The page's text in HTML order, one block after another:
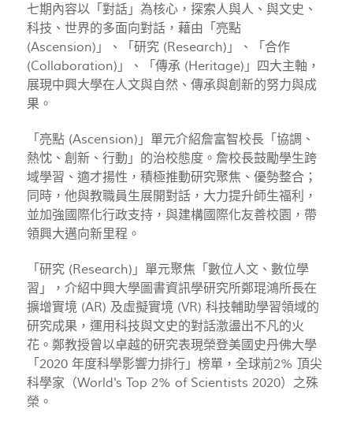
七期內容以「對話」為核心，探索人與人、與文史、
科技、世界的多面向對話，藉由「亮點
(Ascension)」、「研究 (Research)」、「合作
(Collaboration)」、「傳承 (Heritage)」四大主軸，
展現中興大學在人文與自然、傳承與創新的努力與成
果。
「亮點 (Ascension)」單元介紹詹富智校長「協調、
熱忱、創新、行動」的治校態度。詹校長鼓勵學生跨
域學習、適才揚性，積極推動研究聚焦、優勢整合；
同時，他與教職員生展開對話，大力提升師生福利，
並加強國際化行政支持，與建構國際化友善校園，帶
領興大邁向新里程。
「研究 (Research)」單元聚焦「數位人文、數位學
習」，介紹中興大學圖書資訊學研究所鄭琨鴻所長在
擴增實境 (AR) 及虛擬實境 (VR) 科技輔助學習領域的
研究成果，運用科技與文史的對話激盪出不凡的火
花。鄭教授曾以卓越的研究表現榮登美國史丹佛大學
「2020 年度科學影響力排行」榜單，全球前2% 頂尖
科學家（World's Top 2% of Scientists 2020）之殊
榮。